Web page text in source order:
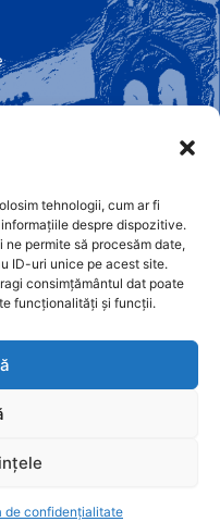
tehnologii, cum ar fi
despre dispozitive.
permite să procesăm date,
ID-uri unice pe acest site.
consimțământul dat poate
funcționalități și funcții.
de confidențialitate
website